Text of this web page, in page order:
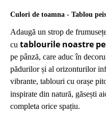
Culori de toamna - Tablou
Adaugă un strop de
cu tablourile noastre
pe pânză, care aduc în
pădurilor și al orizonturilor
vibrante, tablouri cu orașe
inspirate din natură, găsești
completa orice spațiu.